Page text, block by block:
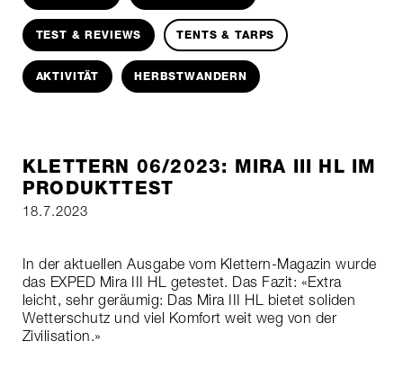
TEST & REVIEWS TENTS & TARPS
AKTIVITÄT HERBSTWANDERN
KLETTERN 06/2023: MIRA III HL IM
PRODUKTTEST
18.7.2023
In der aktuellen Ausgabe vom Klettern-Magazin wurde
das EXPED Mira III HL getestet. Das Fazit: «Extra
leicht, sehr geräumig: Das Mira III HL bietet soliden
Wetterschutz und viel Komfort weit weg von der
Zivilisation.»